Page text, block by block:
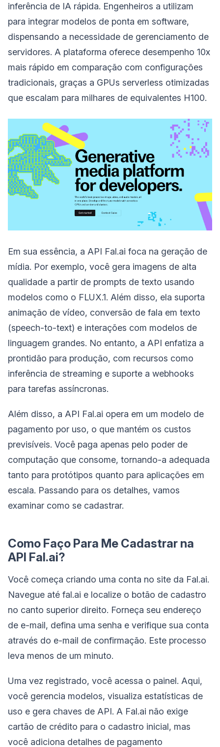
inferência de IA rápida. Engenheiros a utilizam
para integrar modelos de ponta em software,
dispensando a necessidade de gerenciamento de
servidores. A plataforma oferece desempenho 10x
mais rápido em comparação com configurações
tradicionais, graças a GPUs serverless otimizadas
que escalam para milhares de equivalentes H100.
Em sua essência, a API Fal.ai foca na geração de
mídia. Por exemplo, você gera imagens de alta
qualidade a partir de prompts de texto usando
modelos como o FLUX.1. Além disso, ela suporta
animação de vídeo, conversão de fala em texto
(speech-to-text) e interações com modelos de
linguagem grandes. No entanto, a API enfatiza a
prontidão para produção, com recursos como
inferência de streaming e suporte a webhooks
para tarefas assíncronas.
Além disso, a API Fal.ai opera em um modelo de
pagamento por uso, o que mantém os custos
previsíveis. Você paga apenas pelo poder de
computação que consome, tornando-a adequada
tanto para protótipos quanto para aplicações em
escala. Passando para os detalhes, vamos
examinar como se cadastrar.
Como Faço Para Me Cadastrar na
API Fal.ai?
Você começa criando uma conta no site da Fal.ai.
Navegue até fal.ai e localize o botão de cadastro
no canto superior direito. Forneça seu endereço
de e-mail, defina uma senha e verifique sua conta
através do e-mail de confirmação. Este processo
leva menos de um minuto.
Uma vez registrado, você acessa o painel. Aqui,
você gerencia modelos, visualiza estatísticas de
uso e gera chaves de API. A Fal.ai não exige
cartão de crédito para o cadastro inicial, mas
você adiciona detalhes de pagamento